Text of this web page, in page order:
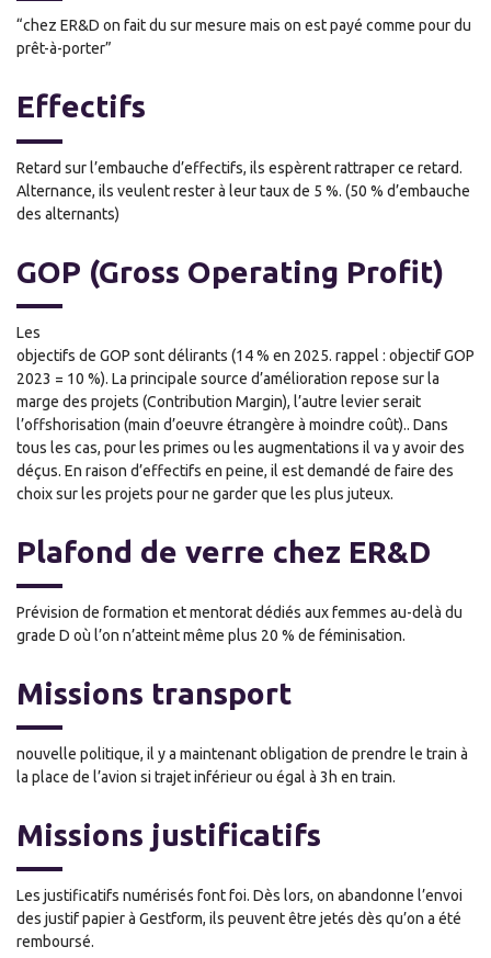
“chez ER&D on fait du sur mesure mais on est payé comme pour du
prêt-à-porter”
Effectifs
Retard sur l’embauche d’effectifs, ils espèrent rattraper ce retard.
Alternance, ils veulent rester à leur taux de 5 %. (50 % d’embauche
des alternants)
GOP (Gross Operating Profit)
Les
objectifs de GOP sont délirants (14 % en 2025. rappel : objectif GOP
2023 = 10 %). La principale source d’amélioration repose sur la
marge des projets (Contribution Margin), l’autre levier serait
l’offshorisation (main d’oeuvre étrangère à moindre coût).. Dans
tous les cas, pour les primes ou les augmentations il va y avoir des
déçus. En raison d’effectifs en peine, il est demandé de faire des
choix sur les projets pour ne garder que les plus juteux.
Plafond de verre chez ER&D
Prévision de formation et mentorat dédiés aux femmes au-delà du
grade D où l’on n’atteint même plus 20 % de féminisation.
Missions transport
nouvelle politique, il y a maintenant obligation de prendre le train à
la place de l’avion si trajet inférieur ou égal à 3h en train.
Missions justificatifs
Les justificatifs numérisés font foi. Dès lors, on abandonne l’envoi
des justif papier à Gestform, ils peuvent être jetés dès qu’on a été
remboursé.